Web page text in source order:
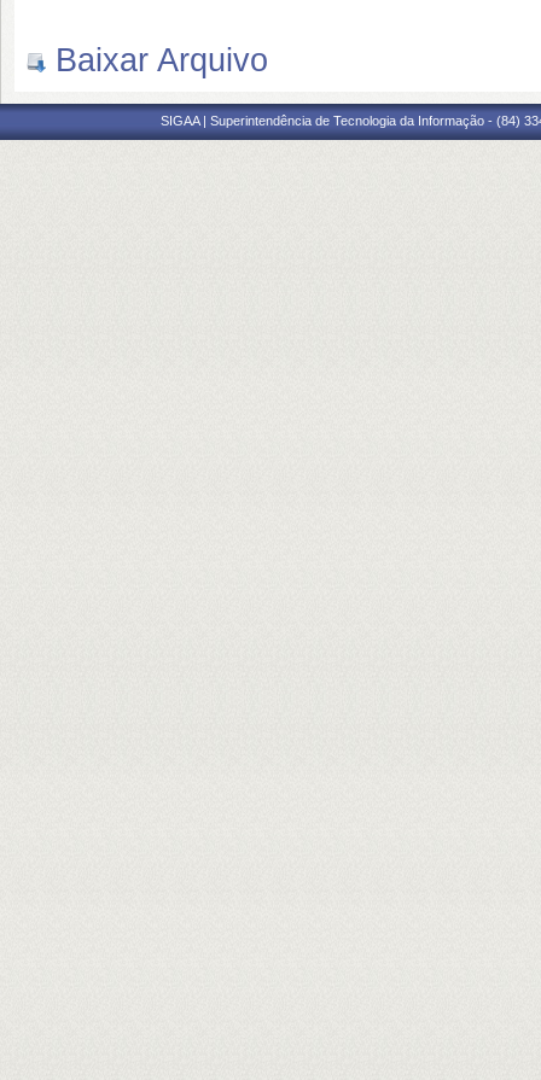
Baixar Arquivo
SIGAA | Superintendência de Tecnologia da Informação - (84)